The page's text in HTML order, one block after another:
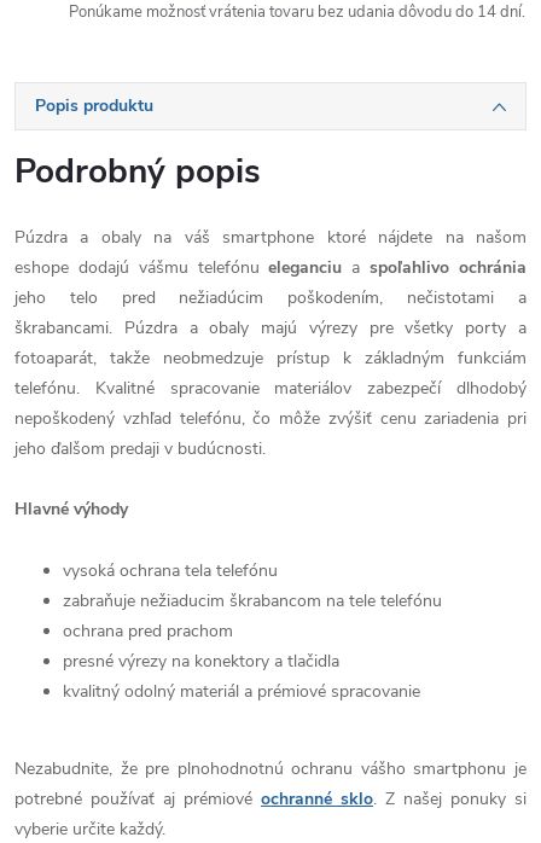
Ponúkame možnosť vrátenia tovaru bez udania dôvodu do 14 dní.
Popis produktu
Podrobný popis
Púzdra a obaly na váš smartphone ktoré nájdete na našom
eshope dodajú vášmu telefónueleganciu aspoľahlivo ochránia
jeho telo pred nežiadúcim poškodením, nečistotami a
škrabancami. Púzdra a obaly majú výrezy pre všetky porty a
fotoaparát, takže neobmedzuje prístup k základným funkciám
telefónu. Kvalitné spracovanie materiálov zabezpečí dlhodobý
nepoškodený vzhľad telefónu, čo môže zvýšiť cenu zariadenia pri
jeho ďalšom predaji v budúcnosti.
Hlavné výhody
vysoká ochrana tela telefónu
zabraňuje nežiaducim škrabancom na tele telefónu
ochrana pred prachom
presné výrezy na konektory a tlačidla
kvalitný odolný materiál a prémiové spracovanie
Nezabudnite, že pre plnohodnotnú ochranu vášho smartphonu je
potrebné používať aj prémiové ochranné sklo. Z našej ponuky si
vyberie určite každý.